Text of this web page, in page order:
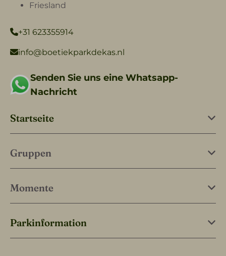
Friesland
+31 623355914
info@boetiekparkdekas.nl
Senden Sie uns eine Whatsapp-
Nachricht
Startseite
Gruppen
Momente
Parkinformation